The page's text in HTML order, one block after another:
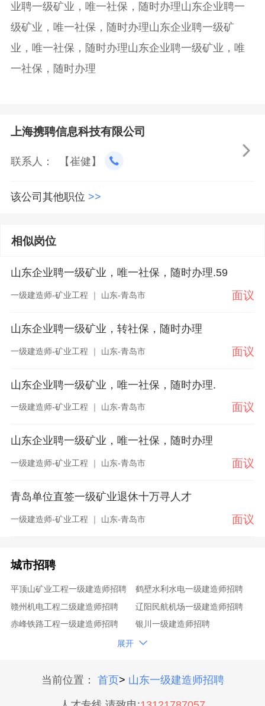
业聘一级矿业，唯一社保，随时办理山东企业聘一
级矿业，唯一社保，随时办理山东企业聘一级矿
业，唯一社保，随时办理山东企业聘一级矿业，唯
一社保，随时办理
上海携聘信息科技有限公司

联系人： 【崔健】
该公司其他职位 >>
相似岗位
山东企业聘一级矿业，唯一社保，随时办理.59
一级建造师-矿业工程 ｜ 山东-青岛市 面议
山东企业聘一级矿业，转社保，随时办理
一级建造师-矿业工程 ｜ 山东-青岛市 面议
山东企业聘一级矿业，唯一社保，随时办理.
一级建造师-矿业工程 ｜ 山东-青岛市 面议
山东企业聘一级矿业，唯一社保，随时办理
一级建造师-矿业工程 ｜ 山东-青岛市 面议
青岛单位直签一级矿业退休十万寻人才
一级建造师-矿业工程 ｜ 山东-青岛市 面议
城市招聘
平顶山矿业工程一级建造师招聘
鹤壁水利水电一级建造师招聘
赣州机电工程二级建造师招聘
辽阳民航机场一级建造师招聘
赤峰铁路工程一级建造师招聘
银川一级建造师招聘
绥化港口与航道一级建造师招聘
益阳水利水电二级建造师招聘
上海港口与航道一级建造师招聘
新乡公路工程二级建造师招聘
展开 
当前位置： 首页> 山东一级建造师招聘